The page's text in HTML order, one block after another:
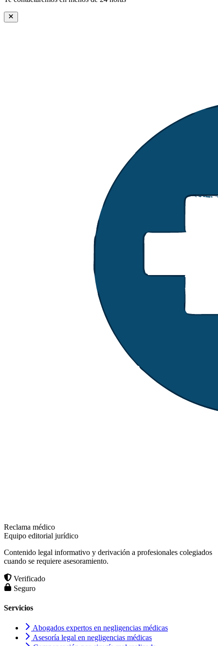
Reclama médico
Equipo editorial jurídico
Contenido legal informativo y derivación a profesionales colegiados
cuando se requiere asesoramiento.
Verificado
Seguro
Servicios
Abogados expertos en negligencias médicas
Asesoría legal en negligencias médicas